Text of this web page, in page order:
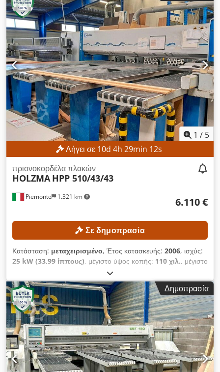
1 / 5
Λήγει σε 10d 4h 29min 11s
Piemonte 1.321 km
πριονοκορδέλα πλακών
HOLZMA HPP 510/43/43
6.110 €
Σε δημοπρασία
Κατάσταση: μεταχειρισμένο, Έτος κατασκευής: 2006, ισχύς:
25 kW (33,99 ίππους), μέγιστο ύψος κοπής: 110 χιλ., μέγιστο
, μέγιστο μήκος κοπής:
ΤΕΧΝΙΚΕΣ ΛΕΠΤΟΜΕΡΕΙΕΣ Μέγιστο πλάτος πλάκας: 4.300
mm Μέγιστο μήκος πλάκας: 4.300 mm Ελάχιστο ύψος κοπής:
3 mm Μέγιστο ύψος κοπής: 110 mm Μέγιστη προεξοχή
πριονόλαμας: 125 mm Σύστημα προώθησης και λαβών
Αριθμός λαβών: 9 Αριθμός λαβών στον οδηγό προώθησης: 9
Μέγιστη ταχύτητα προώθησης: 80 m/min Μέγιστη ταχύτητα
προώθησης του κινούμενου πριονιού: 120 m/min Κινούμενο
πριονί Μέγιστη διάμετρος εργαλείου: 450 mm Ισχύς κινητήρα:
18 kW Ταχύτητα περιστροφής: 2.870 στροφές/λεπτό Σύστημα
Δημοπρασία